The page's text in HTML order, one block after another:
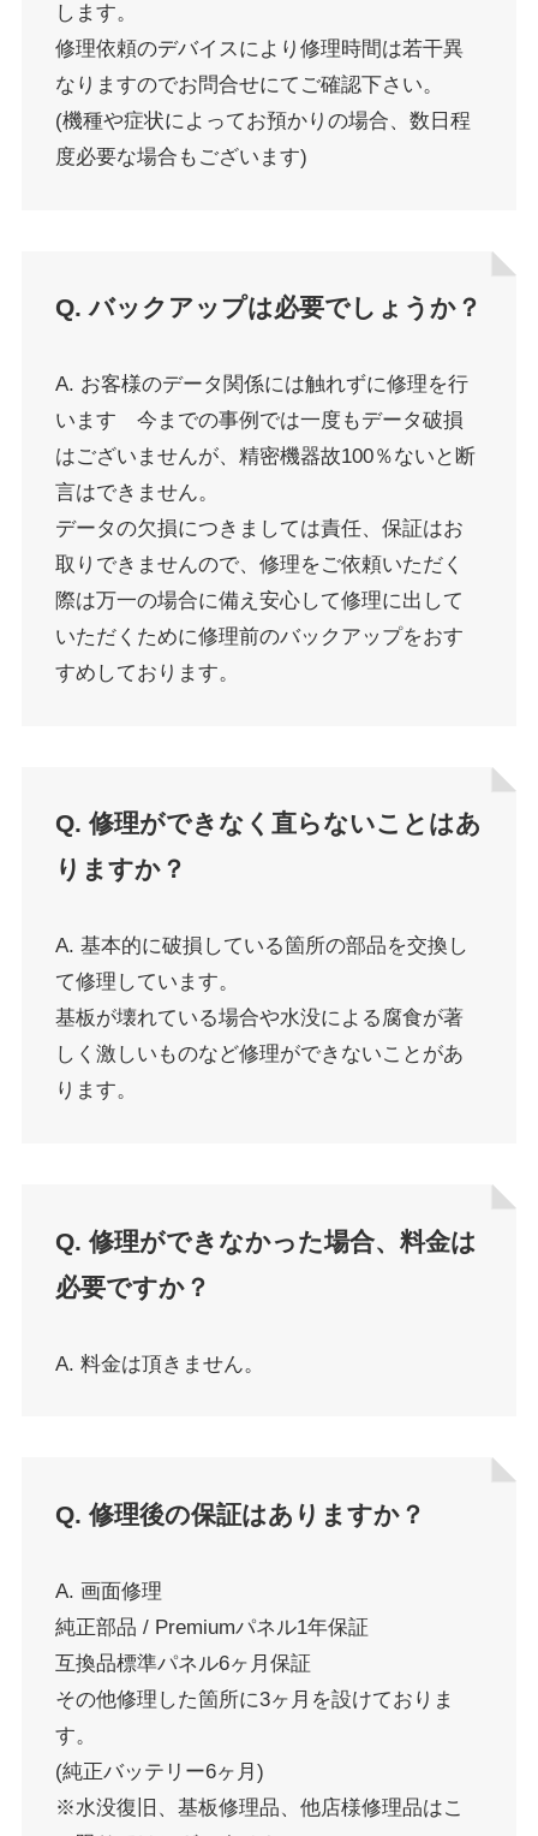
します。
修理依頼のデバイスにより修理時間は若干異
なりますのでお問合せにてご確認下さい。
(機種や症状によってお預かりの場合、数日程
度必要な場合もございます)
Q. バックアップは必要でしょうか？
A. お客様のデータ関係には触れずに修理を行
います 今までの事例では一度もデータ破損
はございませんが、精密機器故100％ないと断
言はできません。
データの欠損につきましては責任、保証はお
取りできませんので、修理をご依頼いただく
際は万一の場合に備え安心して修理に出して
いただくために修理前のバックアップをおす
すめしております。
Q. 修理ができなく直らないことはあ
りますか？
A. 基本的に破損している箇所の部品を交換し
て修理しています。
基板が壊れている場合や水没による腐食が著
しく激しいものなど修理ができないことがあ
ります。
Q. 修理ができなかった場合、料金は
必要ですか？
A. 料金は頂きません。
Q. 修理後の保証はありますか？
A. 画面修理
純正部品 / Premiumパネル1年保証
互換品標準パネル6ヶ月保証
その他修理した箇所に3ヶ月を設けておりま
す。
(純正バッテリー6ヶ月)
※水没復旧、基板修理品、他店様修理品はこ